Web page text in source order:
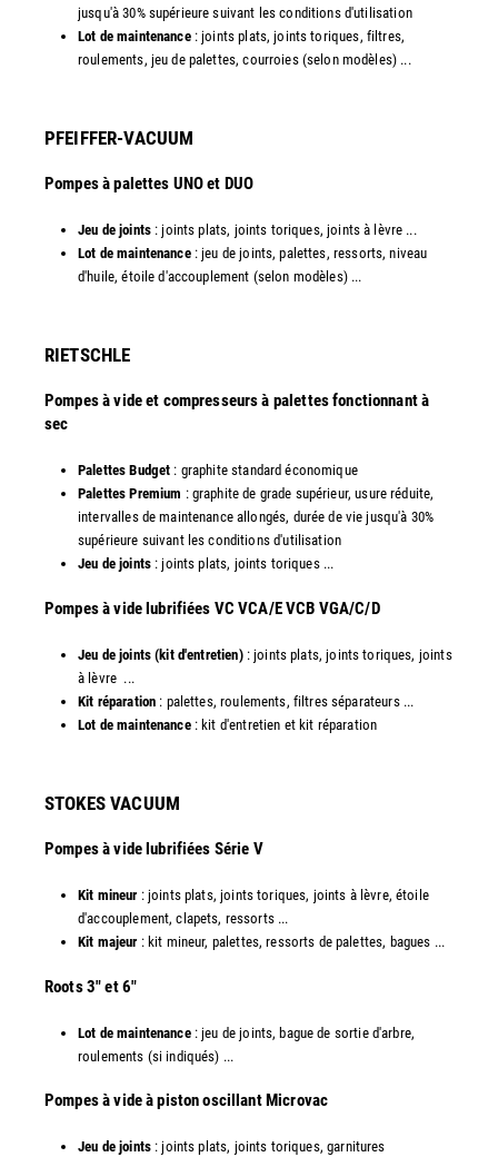
jusqu'à 30% supérieure suivant les conditions d'utilisation
Lot de maintenance: joints plats, joints toriques, filtres,
roulements, jeu de palettes, courroies (selon modèles) ...​
PFEIFFER-VACUUM
Pompes à palettes UNO et DUO
Jeu de joints: joints plats, joints toriques, joints à lèvre ...
Lot de maintenance: jeu de joints, palettes, ressorts, niveau
d'huile, étoile d'accouplement (selon modèles) ...​​
RIETSCHLE
Pompes à vide et compresseurs à palettes fonctionnant à
sec
Palettes Budget : graphite standard économique
Palettes Premium : graphite de grade supérieur, usure réduite,
intervalles de maintenance allongés, durée de vie jusqu'à 30%
supérieure suivant les conditions d'utilisation
Jeu de joints: joints plats, joints toriques ...
​Pompes à vide lubrifiées VC VCA/E VCB VGA/C/D
Jeu de joints (kit d'entretien) : joints plats, joints toriques, joints
à lèvre ...
Kit réparation : palettes, roulements, filtres séparateurs ...
Lot de maintenance: kit d'entretien et kit réparation​
STOKES VACUUM
Pompes à vide lubrifiées Série V
Kit mineur : joints plats, joints toriques, joints à lèvre, étoile
d'accouplement, clapets, ressorts ...
Kit majeur : kit mineur, palettes, ressorts de palettes, bagues ...
​Roots 3" et 6"
Lot de maintenance: jeu de joints, bague de sortie d'arbre,
roulements (si indiqués) ...
​​Pompes à vide à piston oscillant Microvac
Jeu de joints: joints plats, joints toriques, garnitures